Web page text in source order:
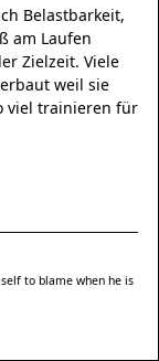
Belastbarkeit,
am Laufen
Zielzeit. Viele
weil sie
viel trainieren für
to blame when he is